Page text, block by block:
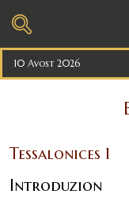
10 Avost 2026
Tessalonices 1
Introduzion